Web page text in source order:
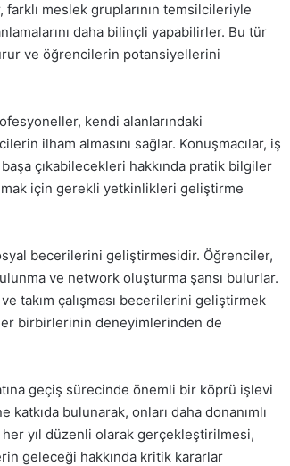
meslek gruplarının temsilcileriyle
daha bilinçli yapabilirler. Bu tür
ve öğrencilerin potansiyellerini
kendi alanlarındaki
ilham almasını sağlar. Konuşmacılar, iş
çıkabilecekleri hakkında pratik bilgiler
için gerekli yetkinlikleri geliştirme
becerilerini geliştirmesidir. Öğrenciler,
ve network oluşturma şansı bulurlar.
takım çalışması becerilerini geliştirmek
birbirlerinin deneyimlerinden de
geçiş sürecinde önemli bir köprü işlevi
bulunarak, onları daha donanımlı
yıl düzenli olarak gerçekleştirilmesi,
geleceği hakkında kritik kararlar